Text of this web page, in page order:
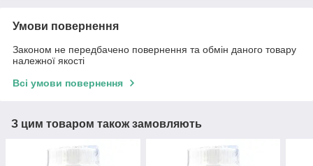
Умови повернення
Законом не передбачено повернення та обмін даного товару
належної якості
Всі умови повернення
З цим товаром також замовляють